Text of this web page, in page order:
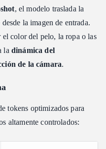
, el modelo traslada la
la imagen de entrada.
color del pelo, la ropa o las
la dinámica del
de la cámara.
tokens optimizados para
altamente controlados: